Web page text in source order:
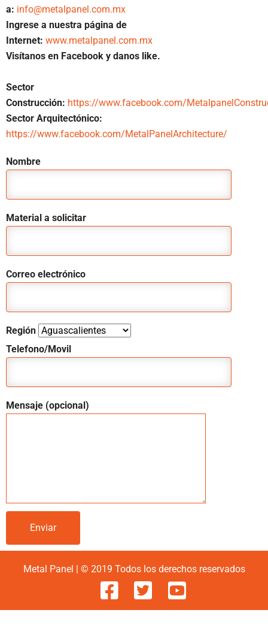
a: info@metalpanel.com.mx
Ingrese a nuestra página de
Internet: www.metalpanel.com.mx
Visítanos en Facebook y danos like.
Sector
Construcción: https://www.facebook.com/
Sector Arquitectónico:
https://www.facebook.com/MetalPanelArchitecture/
Nombre
Material a solicitar
Correo electrónico
Región
Telefono/Movil
Mensaje (opcional)
Metal Panel | © 2019 Todos los derechos reservados